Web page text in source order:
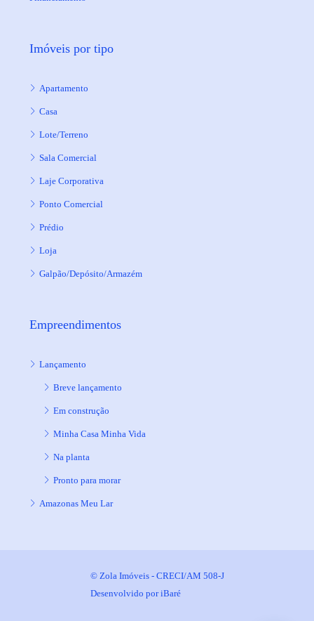
Imóveis por tipo
Apartamento
Casa
Lote/Terreno
Sala Comercial
Laje Corporativa
Ponto Comercial
Prédio
Loja
Galpão/Depósito/Armazém
Empreendimentos
Lançamento
Breve lançamento
Em construção
Minha Casa Minha Vida
Na planta
Pronto para morar
Amazonas Meu Lar
© Zola Imóveis - CRECI/AM 508-J
Desenvolvido poriBaré